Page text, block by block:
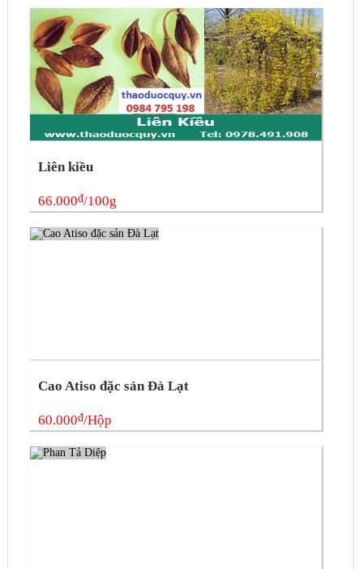
Liên kiều
66.000đ/100g
Cao Atiso đặc sản Đà Lạt
60.000đ/Hộp